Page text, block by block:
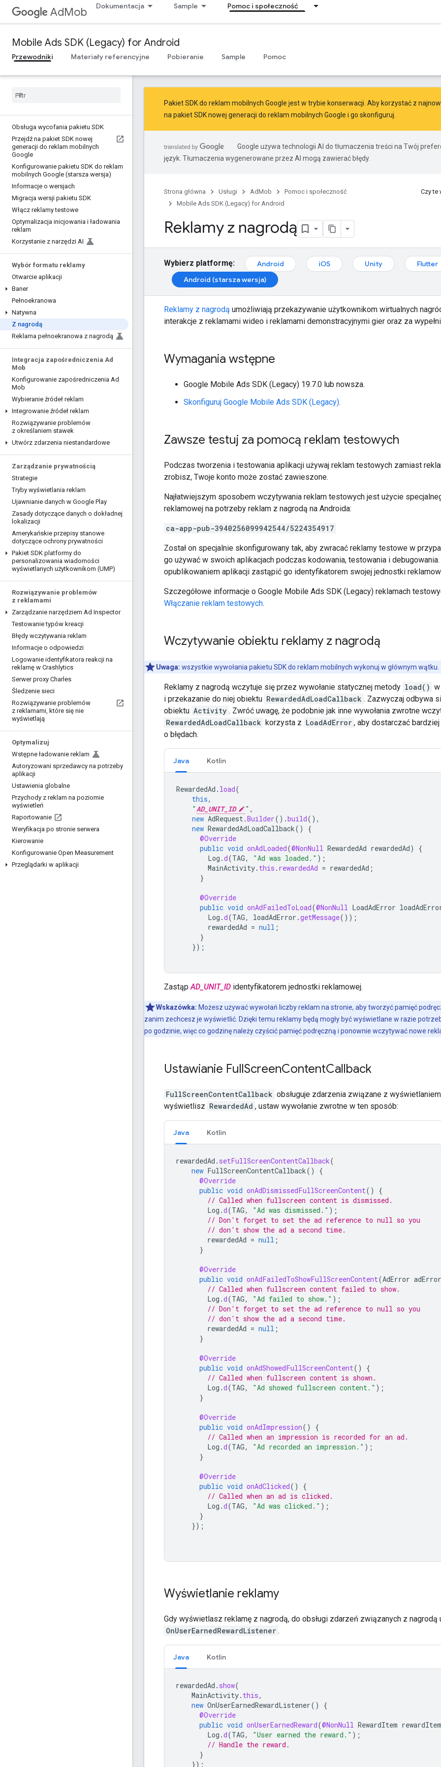
AdMob Dokumentacja Sample Pomoc i społeczność
Mobile Ads SDK (Legacy) for Android
Przewodniki Materiały referencyjne Pobieranie Sample Pomoc
Obsługa wycofania pakietu SDK
Przejdź na pakiet SDK nowej
generacji do reklam mobilnych
Google
Konfigurowanie pakietu SDK do reklam
mobilnych Google (starsza wersja)
Informacje o wersjach
Migracja wersji pakietu SDK
Włącz reklamy testowe
Optymalizacja inicjowania i ładowania
reklam
Korzystanie z narzędzi AI
Wybór formatu reklamy
Otwarcie aplikacji
Baner
Pełnoekranowa
Natywna
Z nagrodą
Reklama pełnoekranowa z nagrodą
Integracja zapośredniczenia Ad
Mob
Konfigurowanie zapośredniczenia Ad
Mob
Wybieranie źródeł reklam
Integrowanie źródeł reklam
Rozwiązywanie problemów
z określaniem stawek
Utwórz zdarzenia niestandardowe
Zarządzanie prywatnością
Strategie
Tryby wyświetlania reklam
Ujawnianie danych w Google Play
Zasady dotyczące danych o dokładnej
lokalizacji
Amerykańskie przepisy stanowe
dotyczące ochrony prywatności
Pakiet SDK platformy do
personalizowania wiadomości
wyświetlanych użytkownikom (UMP)
Rozwiązywanie problemów
z reklamami
Zarządzanie narzędziem Ad Inspector
Testowanie typów kreacji
Błędy wczytywania reklam
Informacje o odpowiedzi
Logowanie identyfikatora reakcji na
reklamę w Crashlytics
Serwer proxy Charles
Śledzenie sieci
Rozwiązywanie problemów
z reklamami, które się nie
wyświetlają
Optymalizuj
Wstępne ładowanie reklam
Autoryzowani sprzedawcy na potrzeby
aplikacji
Ustawienia globalne
Przychody z reklam na poziomie
wyświetleń
Raportowanie
Weryfikacja po stronie serwera
Kierowanie
Konfigurowanie Open Measurement
Przeglądarki w aplikacji
Pakiet SDK do reklam mobilnych Google jest w trybie konserwacji. Aby korzystać z
na pakiet SDK nowej generacji do reklam mobilnych Google i go skonfiguruj.
Google używa technologii AI do tłumaczenia treści na Twój
język. Tłumaczenia wygenerowane przez AI mogą zawierać błędy.
Strona główna Usługi AdMob
Pomoc i społeczność
Mobile Ads SDK (Legacy) for Android
Czy te
Reklamy z nagrodą
Wybierz platformę: Android iOS Unity
Flutter
Android (starsza wersja)
Reklamy z nagrodą umożliwiają przekazywanie użytkownikom wirtualnych
interakcje z reklamami wideo i reklamami demonstracyjnymi gier oraz za
Wymagania wstępne
Google Mobile Ads SDK (Legacy) 19.7.0 lub nowsza.
Skonfiguruj Google Mobile Ads SDK (Legacy).
Zawsze testuj za pomocą reklam testowych
Podczas tworzenia i testowania aplikacji używaj reklam testowych zamiast
zrobisz, Twoje konto może zostać zawieszone.
Najłatwiejszym sposobem wczytywania reklam testowych jest użycie
reklamowej na potrzeby reklam z nagrodą na Androida:
ca-app-pub-3940256099942544/5224354917
Został on specjalnie skonfigurowany tak, aby zwracać reklamy testowe w
go używać w swoich aplikacjach podczas kodowania, testowania i
opublikowaniem aplikacji zastąpić go identyfikatorem swojej jednostki
Szczegółowe informacje o Google Mobile Ads SDK (Legacy) reklamach
Włączanie reklam testowych.
Wczytywanie obiektu reklamy z nagrodą
Uwaga: wszystkie wywołania pakietu SDK do reklam mobilnych wykonuj w głównym wątku.
Reklamy z nagrodą wczytuje się przez wywołanie statycznej metody load()
i przekazanie do niej obiektu RewardedAdLoadCallback . Zazwyczaj odbywa
obiektu Activity . Zwróć uwagę, że podobnie jak inne wywołania zwrotne
RewardedAdLoadCallback korzysta z LoadAdError , aby dostarczać
o błędach.
Java Kotlin
RewardedAd . load(
this,
"AD_UNIT_ID " ,
new AdRequest.Builder().build(),
new RewardedAdLoadCallback()
{
@Override
public void onAdLoaded(@NonNull RewardedAd rewardedAd)
{
Log .d(TAG, "Ad was loaded." );
MainActivity. this . rewardedAd = rewardedAd ;
}
@Override
public void onAdFailedToLoad(@NonNull LoadAdError
Log .d(TAG, loadAdError .getMessage());
rewardedAd = null ;
}
});
ZastąpAD_UNIT_ID identyfikatorem jednostki reklamowej.
Wskazówka: Możesz używać wywołań liczby reklam na stronie, aby tworzyć pamięć
zanim zechcesz je wyświetlić. Dzięki temu reklamy będą mogły być wyświetlane w razie
po godzinie, więc co godzinę należy czyścić pamięć podręczną i ponownie wczytywać nowe
Ustawianie FullScreenContentCallback
FullScreenContentCallback obsługuje zdarzenia związane z
wyświetlisz RewardedAd , ustaw wywołanie zwrotne w ten sposób:
Java Kotlin
rewardedAd . setFullScreenContentCallback(
new FullScreenContentCallback()
{
@Override
public void onAdDismissedFullScreenContent()
{
// Called when fullscreen content is dismissed.
Log .d(TAG, "Ad was dismissed." );
// Don't forget to set the ad reference to null so you
// don't show the ad a second time.
rewardedAd = null ;
}
@Override
public void onAdFailedToShowFullScreenContent(AdError adError
// Called when fullscreen content failed to show.
Log .d(TAG, "Ad failed to show." );
// Don't forget to set the ad reference to null so you
// don't show the ad a second time.
rewardedAd = null ;
}
@Override
public void onAdShowedFullScreenContent()
{
// Called when fullscreen content is shown.
Log .d(TAG, "Ad showed fullscreen content." );
}
@Override
public void onAdImpression()
{
// Called when an impression is recorded for an ad.
Log .d(TAG, "Ad recorded an impression." );
}
@Override
public void onAdClicked()
{
// Called when an ad is clicked.
Log .d(TAG, "Ad was clicked." );
}
});
Wyświetlanie reklamy
Gdy wyświetlasz reklamę z nagrodą, do obsługi zdarzeń związanych z
OnUserEarnedRewardListener .
Java Kotlin
rewardedAd . show(
MainActivity. this,
new OnUserEarnedRewardListener()
{
@Override
public void onUserEarnedReward(@NonNull RewardItem rewardItem
Log .d(TAG, "User earned the reward." );
// Handle the reward.
}
});